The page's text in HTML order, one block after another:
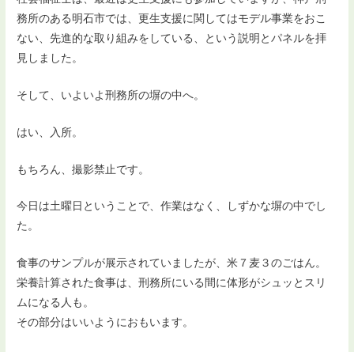
務所のある明石市では、更生支援に関してはモデル事業をおこ
ない、先進的な取り組みをしている、という説明とパネルを拝
見しました。
そして、いよいよ刑務所の塀の中へ。
はい、入所。
もちろん、撮影禁止です。
今日は土曜日ということで、作業はなく、しずかな塀の中でし
た。
食事のサンプルが展示されていましたが、米７麦３のごはん。
栄養計算された食事は、刑務所にいる間に体形がシュッとスリ
ムになる人も。
その部分はいいようにおもいます。